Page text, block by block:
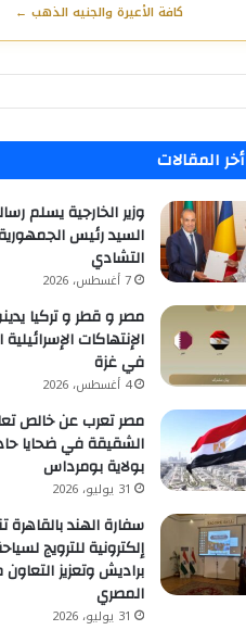
كافة الأعيرة والجنيه الذهب ←
أخر المقالات
وزير الخارجية يسلم
السيد رئيس
التشادي
7 أغسطس، 2026
مصر و قطر و تركيا
الإنتهاكات
في غزة
4 أغسطس، 2026
مصر تعرب عن خالص
الشقيقة في ضحايا
بولاية بومرداس
31 يوليو، 2026
سفارة الهند بالقاهرة
إلكترونية للترويج
براديش وتعزيز
المصري
31 يوليو، 2026